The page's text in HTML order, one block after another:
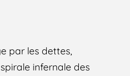
par les dettes,
infernale des